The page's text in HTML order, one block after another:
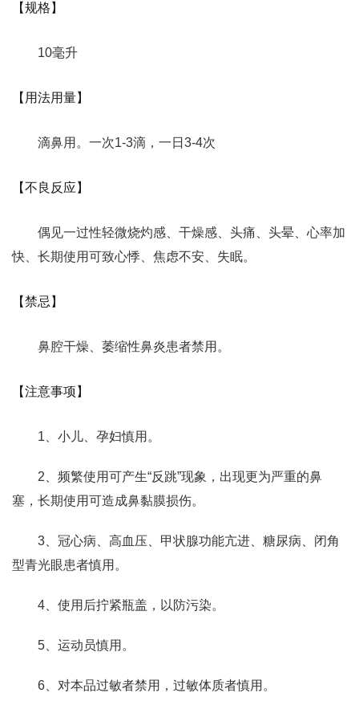
【规格】
10毫升
【用法用量】
滴鼻用。一次1-3滴，一日3-4次
【不良反应】
偶见一过性轻微烧灼感、干燥感、头痛、头晕、心率加
快、长期使用可致心悸、焦虑不安、失眠。
【禁忌】
鼻腔干燥、萎缩性鼻炎患者禁用。
【注意事项】
1、小儿、孕妇慎用。
2、频繁使用可产生“反跳”现象，出现更为严重的鼻
塞，长期使用可造成鼻黏膜损伤。
3、冠心病、高血压、甲状腺功能亢进、糖尿病、闭角
型青光眼患者慎用。
4、使用后拧紧瓶盖，以防污染。
5、运动员慎用。
6、对本品过敏者禁用，过敏体质者慎用。